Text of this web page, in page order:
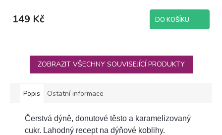
149 Kč DO KOŠÍKU
ZOBRAZIT VŠECHNY SOUVISEJÍCÍ PRODUKTY
Popis Ostatní informace
Čerstvá dýně, donutové těsto a karamelizovaný
cukr. Lahodný recept na dýňové koblihy.